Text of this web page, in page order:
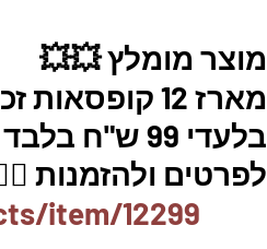
מוצר מומלץ 💥💥
מארז 12
בלעדי 99 ש"ח בלבד למארז 🇮🇱
לפרטים ולהזמנות
item/12299